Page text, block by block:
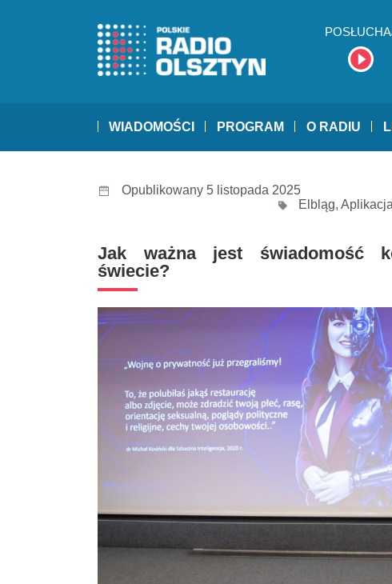
WIADOMOŚCI PROGRAM O RADIU
Opublikowany 5 listopada 2025
Elbląg,
Jak ważna jest świadomość
świecie?